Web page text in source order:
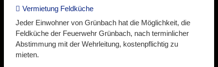
Vermietung Feldküche
Jeder Einwohner von Grünbach hat die Möglichkeit, die
Feldküche der Feuerwehr Grünbach, nach terminlicher
Abstimmung mit der Wehrleitung, kostenpflichtig zu
mieten.